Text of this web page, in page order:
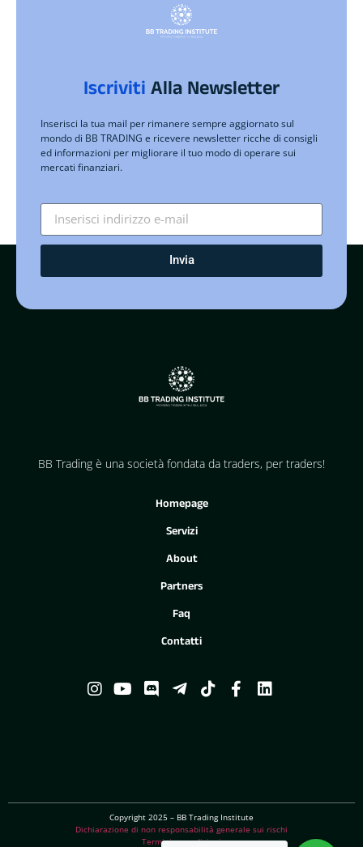
IscrivitiAlla Newsletter
Inserisci la tua mail per rimanere sempre aggiornato sul
mondo di BB TRADING e ricevere newsletter ricche di consigli
ed informazioni per migliorare il tuo modo di operare sui
mercati finanziari.
Invia
BB Trading è una società fondata da traders, per traders!
Homepage
Servizi
About
Partners
Faq
Contatti
Copyright 2025 – BB Trading Institute
Dichiarazione di non responsabilità generale sui rischi
Termini e condizioni